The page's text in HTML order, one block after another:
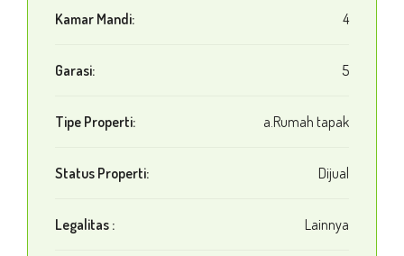
Kamar Mandi: 4
Garasi: 5
Tipe Properti: a.Rumah tapak
Status Properti: Dijual
Legalitas : Lainnya